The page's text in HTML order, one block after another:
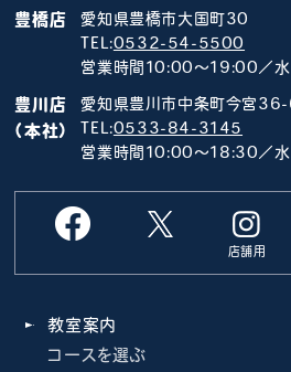
豊橋店
愛知県豊橋市大国町30
TEL:0532-54-5500
営業時間10:00～19:00／水
豊川店
（本社）
愛知県豊川市中条町今宮
TEL:0533-84-3145
営業時間10:00～18:30／水
店舗用
教室案内
コースを選ぶ